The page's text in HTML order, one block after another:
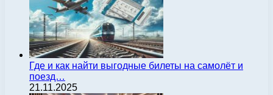
Где и как найти выгодные билеты на самолёт и
поезд…
21.11.2025